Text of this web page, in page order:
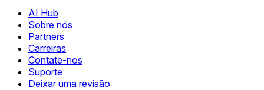
AI Hub
Sobre nós
Partners
Carreiras
Contate-nos
Suporte
Deixar uma revisão